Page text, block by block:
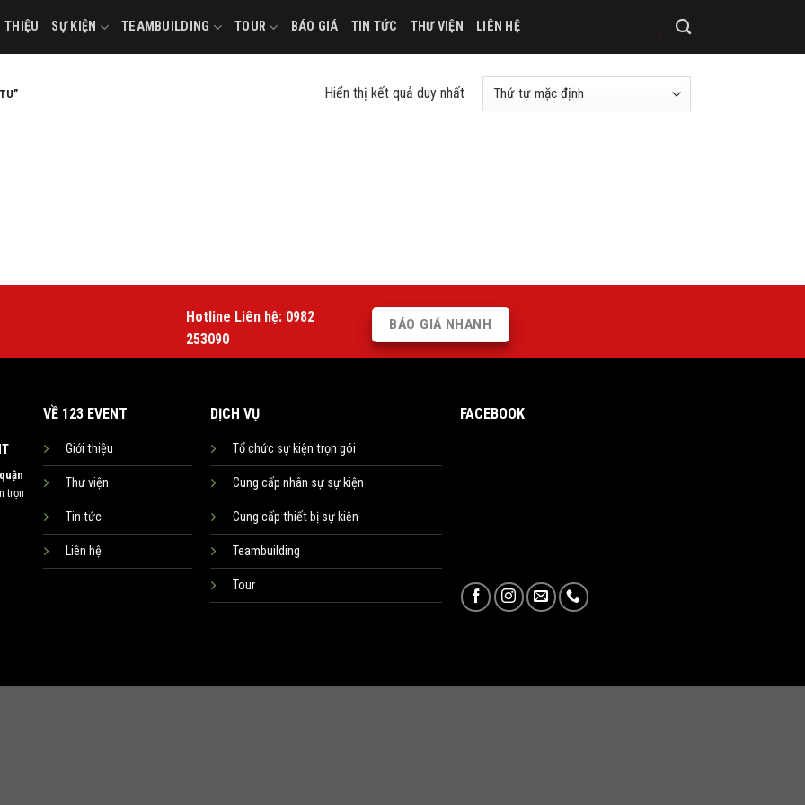
THIỆU SỰ KIỆN TEAMBUILDING TOUR BÁO GIÁ TIN TỨC THƯ VIỆN LIÊN HỆ
Hiển thị kết quả duy nhất
Hotline Liên hệ: 0982
253090
BÁO GIÁ NHANH
trọn
VỀ 123 EVENT
Giới thiệu
Thư viện
Tin tức
Liên hệ
DỊCH VỤ
Tổ chức sự kiện trọn gói
Cung cấp nhân sự sự kiện
Cung cấp thiết bị sự kiện
Teambuilding
Tour
FACEBOOK